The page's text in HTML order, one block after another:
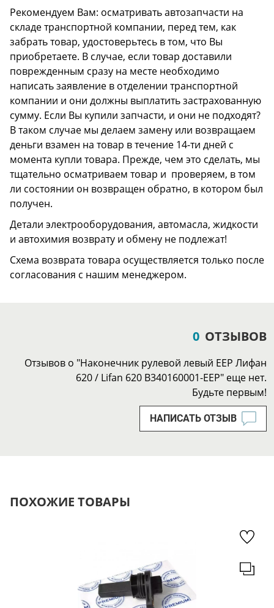
Рекомендуем Вам: осматривать автозапчасти на
складе транспортной компании, перед тем, как
забрать товар, удостоверьтесь в том, что Вы
приобретаете. В случае, если товар доставили
поврежденным сразу на месте необходимо
написать заявление в отделении транспортной
компании и они должны выплатить застрахованную
сумму. Если Вы купили запчасти, и они не подходят?
В таком случае мы делаем замену или возвращаем
деньги взамен на товар в течение 14-ти дней с
момента купли товара. Прежде, чем это сделать, мы
тщательно осматриваем товар и проверяем, в том
ли состоянии он возвращен обратно, в котором был
получен.
Детали электрооборудования, автомасла, жидкости
и автохимия возврату и обмену не подлежат!
Схема возврата товара осуществляется только после
согласования с нашим менеджером.
0 ОТЗЫВОВ
Отзывов о "Наконечник рулевой левый EEP Лифан
620 / Lifan 620 B340160001-EEP" еще нет.
Будьте первым!
НАПИСАТЬ ОТЗЫВ
ПОХОЖИЕ ТОВАРЫ